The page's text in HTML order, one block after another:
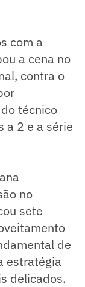
com a
a cena no
contra o
técnico
a 2 e a série
no
sete
de
estratégia
delicados.